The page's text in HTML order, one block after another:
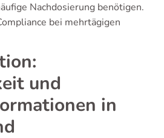
Nachdosierung benötigen.
bei mehrtägigen
und
in